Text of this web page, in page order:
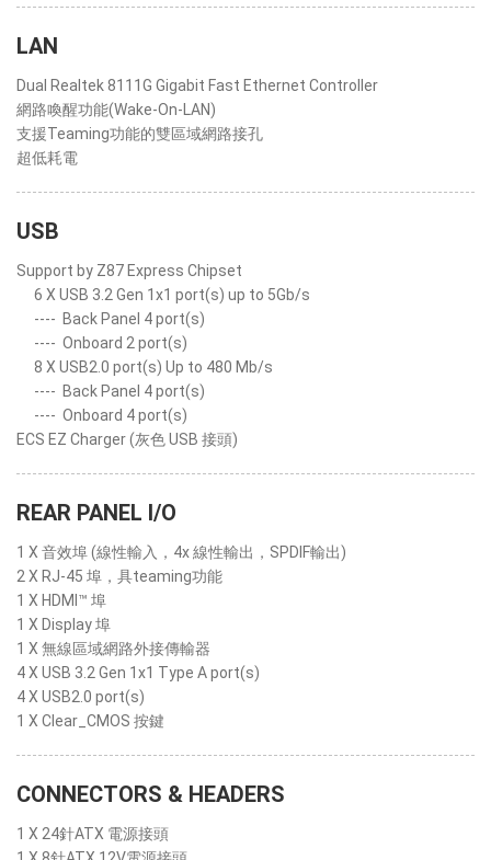
LAN
Dual Realtek 8111G Gigabit Fast Ethernet Controller
網路喚醒功能(Wake-On-LAN)
支援Teaming功能的雙區域網路接孔
超低耗電
USB
Support by Z87 Express Chipset
6 X USB 3.2 Gen 1x1 port(s) up to 5Gb/s
---- Back Panel 4 port(s)
---- Onboard 2 port(s)
8 X USB2.0 port(s) Up to 480 Mb/s
---- Back Panel 4 port(s)
---- Onboard 4 port(s)
ECS EZ Charger (灰色 USB 接頭)
REAR PANEL I/O
1 X 音效埠 (線性輸入，4x 線性輸出，SPDIF輸出)
2 X RJ-45 埠，具teaming功能
1 X HDMI™ 埠
1 X Display 埠
1 X 無線區域網路外接傳輸器
4 X USB 3.2 Gen 1x1 Type A port(s)
4 X USB2.0 port(s)
1 X Clear_CMOS 按鍵
CONNECTORS & HEADERS
1 X 24針ATX 電源接頭